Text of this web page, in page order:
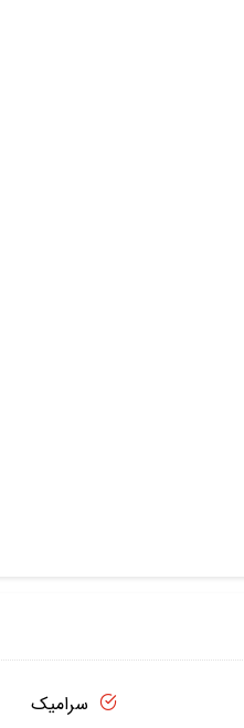
سرامیک